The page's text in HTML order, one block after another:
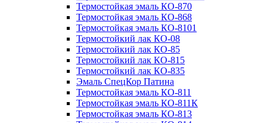
Термостойкая эмаль КО-870
Термостойкая эмаль КО-868
Термостойкая эмаль КО-8101
Термостойкий лак КО-08
Термостойкий лак КО-85
Термостойкий лак КО-815
Термостойкий лак КО-835
Эмаль СпецКор Патина
Термостойкая эмаль КО-811
Термостойкая эмаль КО-811К
Термостойкая эмаль КО-813